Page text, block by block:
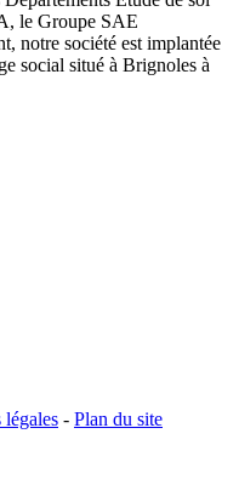
le Groupe SAE
notre société est implantée
social situé à Brignoles à
- Plan du site